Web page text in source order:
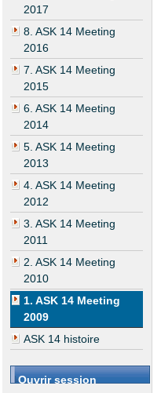
2017
8. ASK 14 Meeting
2016
7. ASK 14 Meeting
2015
6. ASK 14 Meeting
2014
5. ASK 14 Meeting
2013
4. ASK 14 Meeting
2012
3. ASK 14 Meeting
2011
2. ASK 14 Meeting
2010
1. ASK 14 Meeting
2009
ASK 14 histoire
Ouvrir session